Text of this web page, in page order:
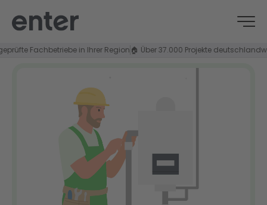
Fachbetriebe in Ihrer Region🏠 Über 37.000 Projekte deutschlandweit⭐